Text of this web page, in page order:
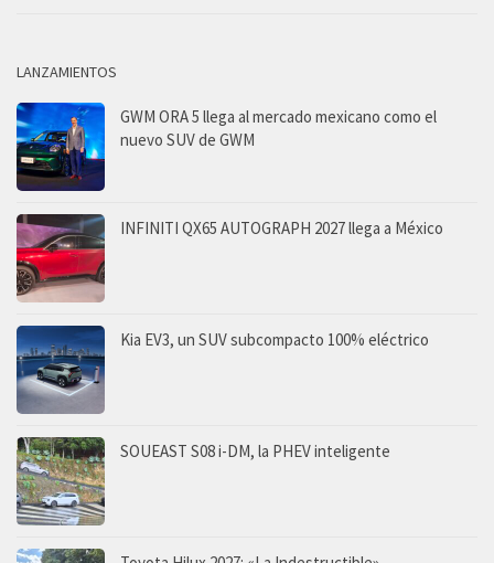
LANZAMIENTOS
GWM ORA 5 llega al mercado mexicano como el
nuevo SUV de GWM
INFINITI QX65 AUTOGRAPH 2027 llega a México
Kia EV3, un SUV subcompacto 100% eléctrico
SOUEAST S08 i-DM, la PHEV inteligente